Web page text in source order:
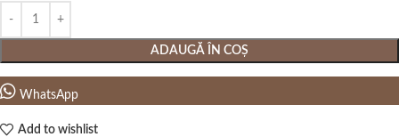
ADAUGĂ ÎN COȘ
WhatsApp
Add to wishlist